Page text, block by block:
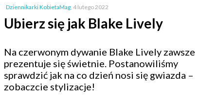
Dziennikarki KobietaMag, 4 lutego 2022
Ubierz się jak Blake Lively
Na czerwonym dywanie Blake Lively zawsze
prezentuje się świetnie. Postanowiliśmy
sprawdzić jak na co dzień nosi się gwiazda –
zobaczcie stylizacje!